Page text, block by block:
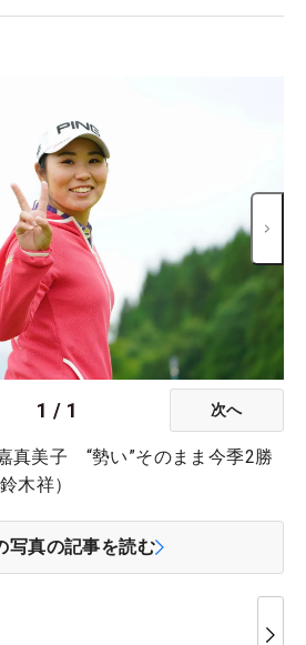
1 / 1 次へ
真美子 “勢い”そのまま今季2勝
木祥）
写真の記事を読む